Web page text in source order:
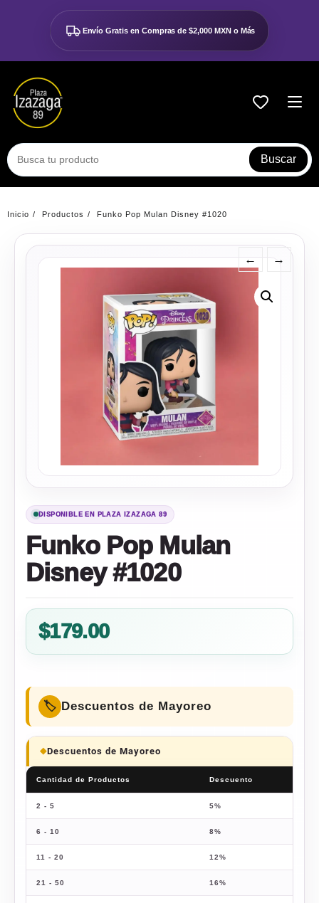
contenido
Envío Gratis en Compras de$2,000 MXN o Más
Buscar
Inicio Productos Funko Pop Mulan Disney #1020
DISPONIBLE EN PLAZA IZAZAGA 89
← →
Funko Pop Mulan
Disney #1020
$179.00
Descuentos de Mayoreo
Descuentos de Mayoreo
Cantidad de Productos Descuento
2 - 5 5%
6 - 10 8%
11 - 20 12%
21 - 50 16%